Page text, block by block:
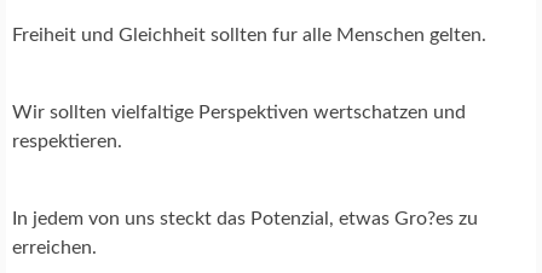
Freiheit und Gleichheit sollten fur alle Menschen gelten.
Wir sollten vielfaltige Perspektiven wertschatzen und
respektieren.
In jedem von uns steckt das Potenzial, etwas Gro?es zu
erreichen.